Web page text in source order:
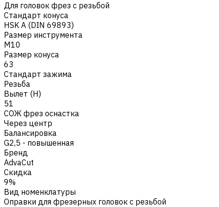
Для головок фрез с резьбой
Стандарт конуса
HSK A (DIN 69893)
Размер инструмента
M10
Размер конуса
63
Стандарт зажима
Резьба
Вылет (H)
51
СОЖ фрез оснастка
Через центр
Балансировка
G2,5 - повышенная
Бренд
AdvaCut
Скидка
9%
Вид номенклатуры
Оправки для фрезерных головок с резьбой